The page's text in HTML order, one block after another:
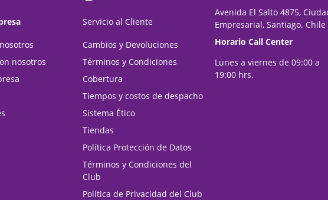
nosotros
Servicio al Cliente
Cambios y Devoluciones
Términos y Condiciones
Cobertura
Tiempos y costos de despacho
Sistema Ético
Tiendas
Política Protección de Datos
Términos y Condiciones del
Club
Política de Privacidad del Club
Avenida El Salto 4875,
Empresarial, Santiago. Chile
Horario Call Center
Lunes a viernes de 09:00 a
19:00 hrs.